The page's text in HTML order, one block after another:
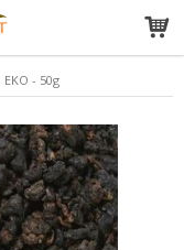
- 50g